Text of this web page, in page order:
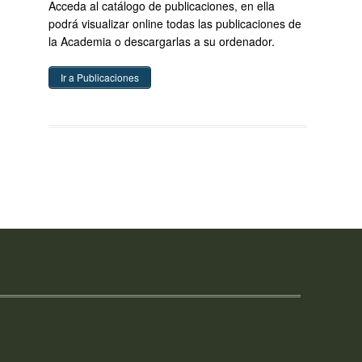
Acceda al catálogo de publicaciones, en ella
podrá visualizar online todas las publicaciones de
la Academia o descargarlas a su ordenador.
Ir a Publicaciones